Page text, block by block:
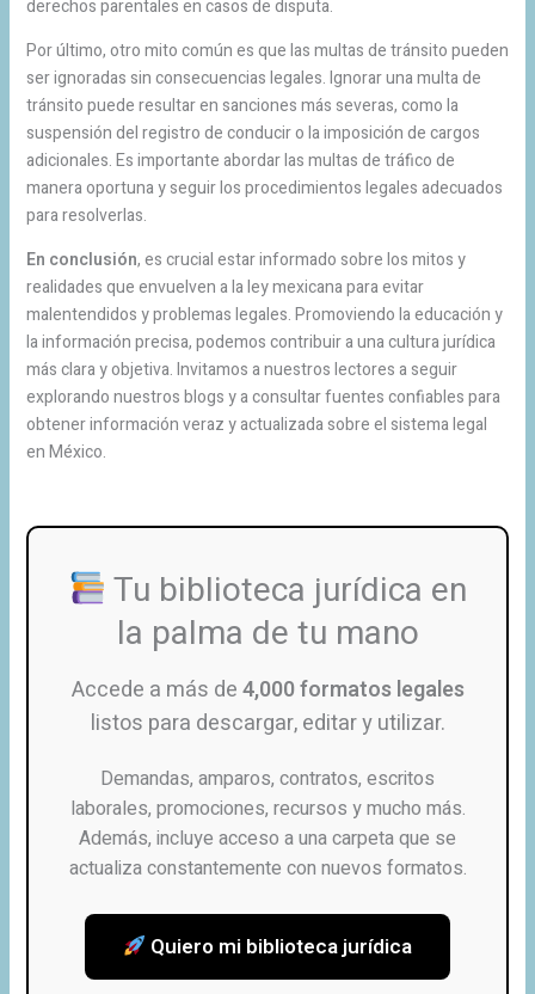
derechos parentales en casos de disputa.
Por último, otro mito común es que las multas de tránsito pueden
ser ignoradas sin consecuencias legales. Ignorar una multa de
tránsito puede resultar en sanciones más severas, como la
suspensión del registro de conducir o la imposición de cargos
adicionales. Es importante abordar las multas de tráfico de
manera oportuna y seguir los procedimientos legales adecuados
para resolverlas.
En conclusión, es crucial estar informado sobre los mitos y
realidades que envuelven a la ley mexicana para evitar
malentendidos y problemas legales. Promoviendo la educación y
la información precisa, podemos contribuir a una cultura jurídica
más clara y objetiva. Invitamos a nuestros lectores a seguir
explorando nuestros blogs y a consultar fuentes confiables para
obtener información veraz y actualizada sobre el sistema legal
en México.
Tu biblioteca jurídica en
la palma de tu mano
Accede a más de4,000 formatos legales
listos para descargar, editar y utilizar.
Demandas, amparos, contratos, escritos
laborales, promociones, recursos y mucho más.
Además, incluye acceso a una carpeta que se
actualiza constantemente con nuevos formatos.
Quiero mi biblioteca jurídica